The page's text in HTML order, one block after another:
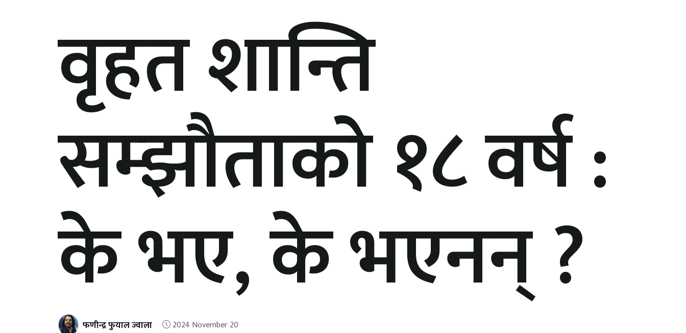
वृहत शान्ति
सम्झौताको १८ वर्ष :
के भए, के भएनन् ?
फणीन्द्र फुयाल ज्वाला 2024 November 20